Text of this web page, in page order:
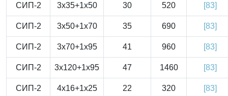
СИП-2 3x35+1x50 30 520 [83]
СИП-2 3x50+1x70 35 690 [83]
СИП-2 3x70+1x95 41 960 [83]
СИП-2 3x120+1x95 47 1460 [83]
СИП-2 4x16+1x25 22 320 [83]